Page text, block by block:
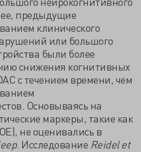
предыдущие
клинического
или большого
были более
снижения когнитивных
с течением времени, чем
Основываясь на
маркеры, такие как
не оценивались в
. Исследование Reidel et